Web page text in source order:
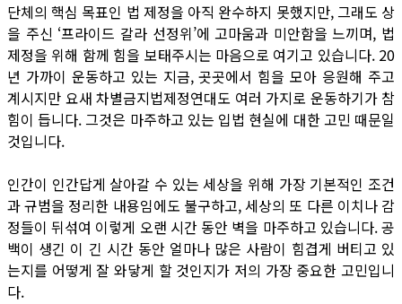
단체의 핵심 목표인 법 제정을 아직 완수하지 못했지만, 그래도 상
을 주신 ‘프라이드 갈라 선정위’에 고마움과 미안함을 느끼며, 법
제정을 위해 함께 힘을 보태주시는 마음으로 여기고 있습니다. 20
년 가까이 운동하고 있는 지금, 곳곳에서 힘을 모아 응원해 주고
계시지만 요새 차별금지법제정연대도 여러 가지로 운동하기가 참
힘이 듭니다. 그것은 마주하고 있는 입법 현실에 대한 고민 때문일
것입니다.
인간이 인간답게 살아갈 수 있는 세상을 위해 가장 기본적인 조건
과 규범을 정리한 내용임에도 불구하고, 세상의 또 다른 이치나 감
정들이 뒤섞여 이렇게 오랜 시간 동안 벽을 마주하고 있습니다. 공
백이 생긴 이 긴 시간 동안 얼마나 많은 사람이 힘겹게 버티고 있
는지를 어떻게 잘 와닿게 할 것인지가 저의 가장 중요한 고민입니
다.